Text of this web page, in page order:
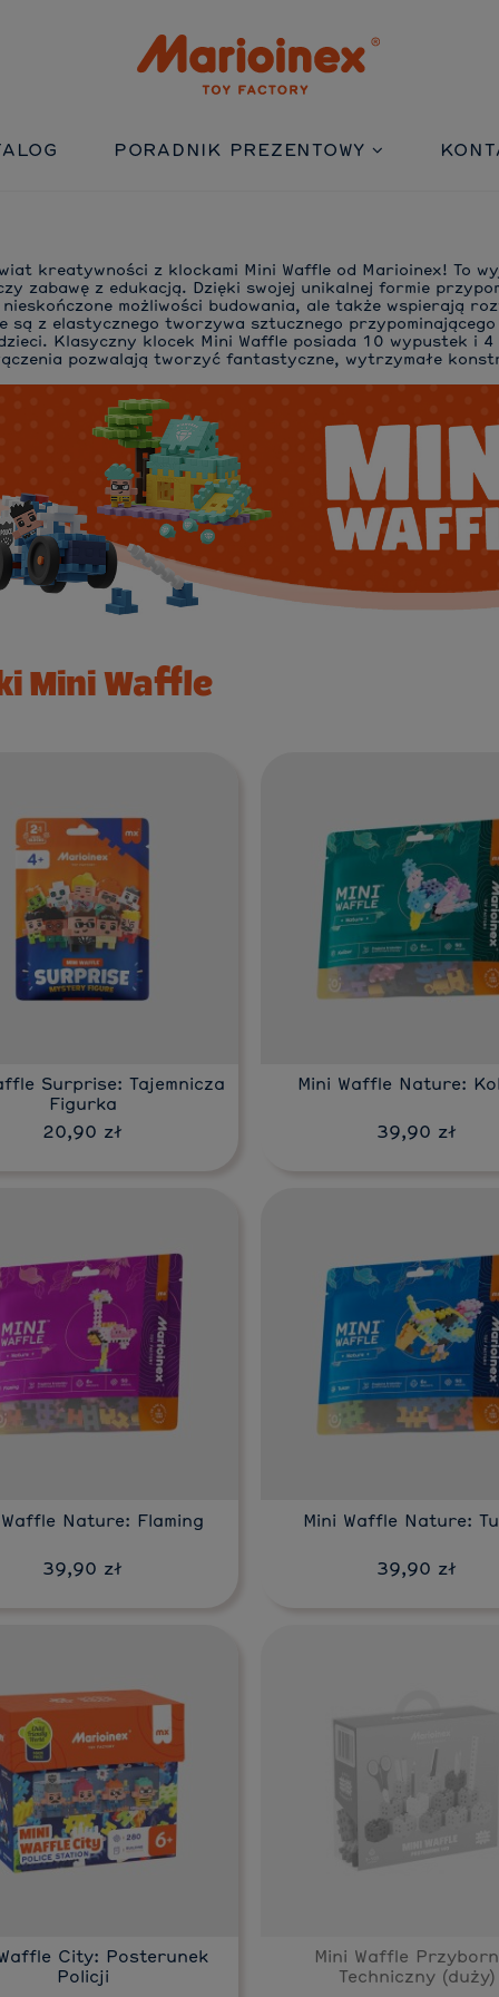
PORADNIK PREZENTOWY
kreatywności z klockami Mini Waffle od Marioinex! To
zabawę z edukacją. Dzięki swojej unikalnej formie
możliwości budowania, ale także wspierają
są z elastycznego tworzywa sztucznego
Klasyczny klocek Mini Waffle posiada 10 wypustek i
pozwalają tworzyć fantastyczne, wytrzymałe
Mini Waffle
Surprise: Tajemnicza
Figurka
20,90 zł
Do koszyka
Mini Waffle Nature:
39,90 zł
Do koszyka
Nature: Flaming
39,90 zł
Mini Waffle Nature:
39,90 zł
Do koszyka
City: Posterunek
Policji
Do koszyka
Mini Waffle
Techniczny (duży)